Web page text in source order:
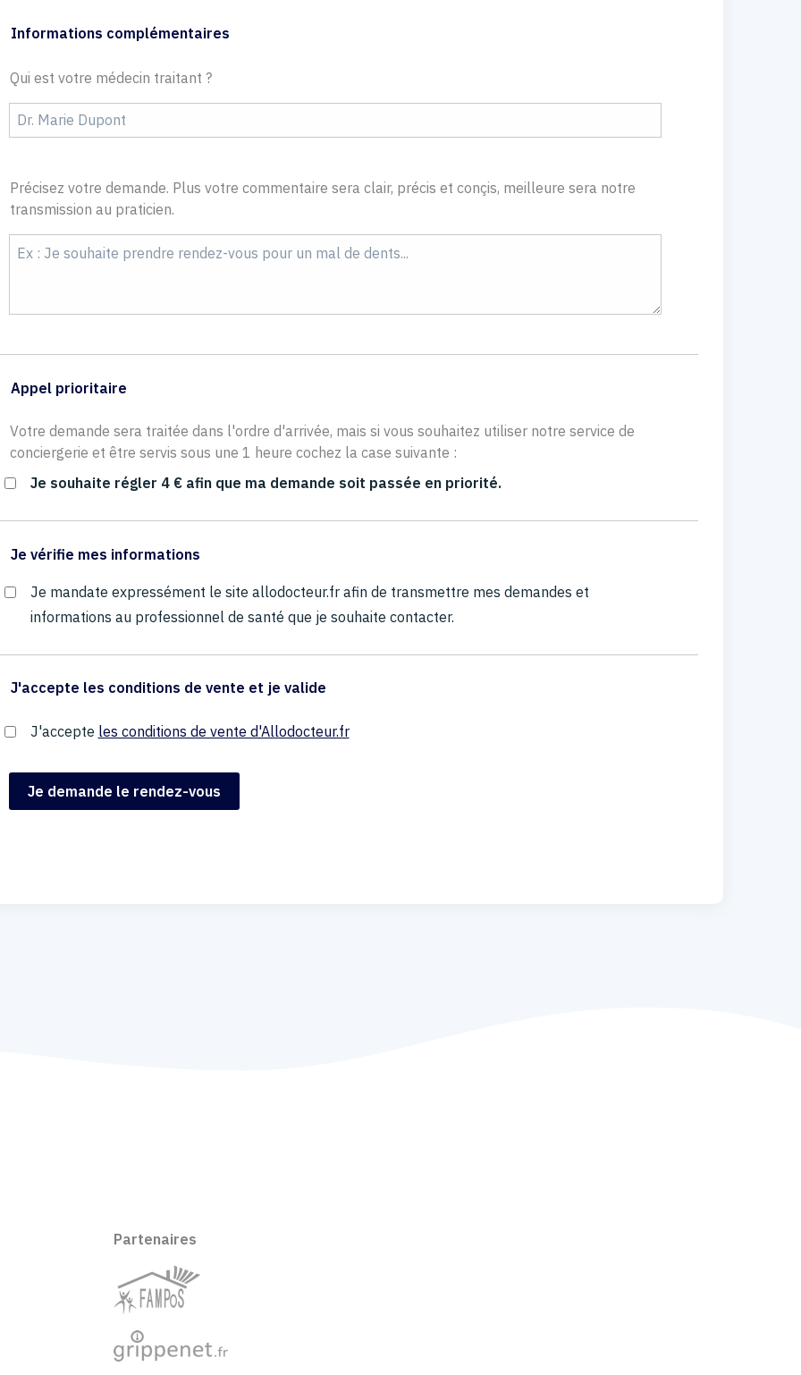
Informations complémentaires
Qui est votre médecin traitant ?
Précisez votre demande. Plus votre commentaire sera clair, précis et conçis, meilleure sera notre
transmission au praticien.
Appel prioritaire
Votre demande sera traitée dans l'ordre d'arrivée, mais si vous souhaitez utiliser notre service de
conciergerie et être servis sous une 1 heure cochez la case suivante :
Je souhaite régler 4 € afin que ma demande soit passée en priorité.
Je vérifie mes informations
Je mandate expressément le site allodocteur.fr afin de transmettre mes demandes et
informations au professionnel de santé que je souhaite contacter.
J'accepte les conditions de vente et je valide
J'accepte les conditions de vente d'Allodocteur.fr
Partenaires